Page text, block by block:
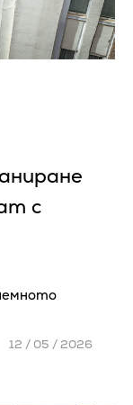
с
12 / 05 / 2026